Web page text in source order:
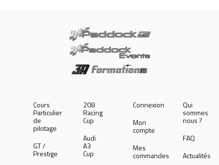
Cours
Particulier
de
pilotage
GT /
Prestige
208
Racing
Cup
Audi
A3
Cup
Connexion
Mon
compte
Mes
commandes
Qui
sommes
nous ?
FAQ
Actualités